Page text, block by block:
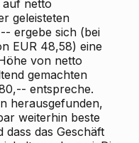
auf netto
geleisteten
ergebe sich (bei
EUR 48,58) eine
von netto
gemachten
entspreche.
herausgefunden,
weiterhin beste
das Geschäft